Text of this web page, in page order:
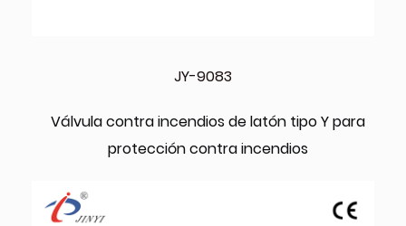
JY-9083
Válvula contra incendios de latón tipo Y para
protección contra incendios